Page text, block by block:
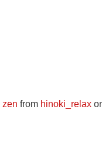
zen from hinoki_relax